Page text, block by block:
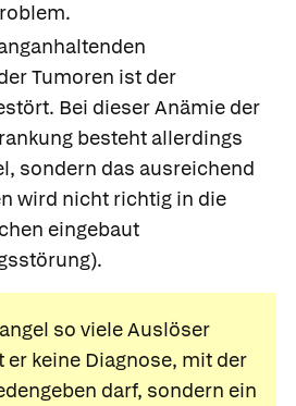
Tumoren ist der
Bei dieserAnämie der
besteht allerdings
sondern das ausreichend
wird nicht richtig in die
eingebaut
so viele Auslöser
er keine Diagnose, mit der
darf, sondern ein